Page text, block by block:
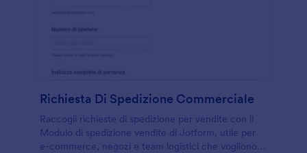
Richiesta Di Spedizione Commerciale
Raccogli richieste di spedizione per vendite con il
Modulo di spedizione vendite di Jotform, utile per
e-commerce, negozi e team logistici che vogliono